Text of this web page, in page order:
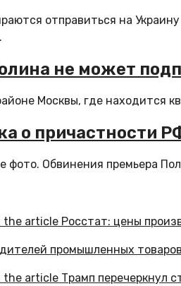
отправиться на
не может
Москвы, где находится
о причастности
фото. Обвинения премьера
промышленных